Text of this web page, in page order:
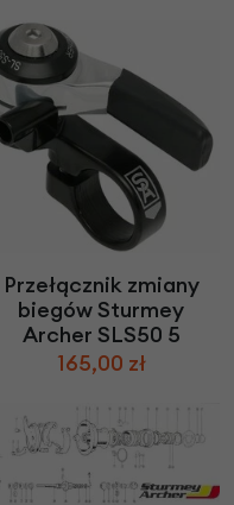
Przełącznik zmiany
biegów Sturmey
Archer SLS50 5
165,00 zł